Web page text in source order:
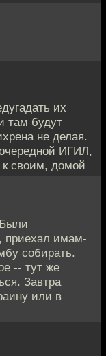
их
там будут
не делая.
ИГИЛ,
к своим, домой
приехал имам-
собирать.
-- тут же
Завтра
или в